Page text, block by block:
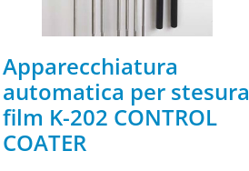
Apparecchiatura
automatica per stesura
film K-202 CONTROL
COATER